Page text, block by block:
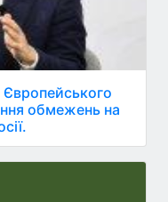
Європейського
обмежень на